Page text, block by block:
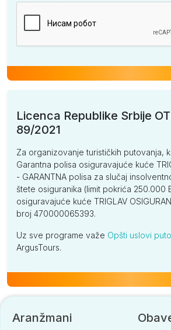
Licenca Republike Srbije
89/2021
Za organizovanje turističkih putovanja,
Garantna polisa osiguravajuće kuće
- GARANTNA polisa za slučaj
štete osiguranika (limit pokrića 250.000
osiguravajuće kuće TRIGLAV
broj 470000065393.
Uz sve programe važe Opšti uslovi
ArgusTours.
Aranžmani